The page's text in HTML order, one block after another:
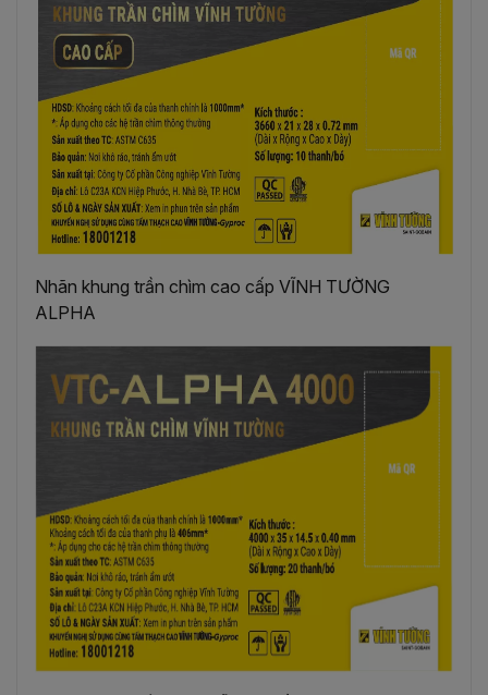
Nhãn khung trần chìm cao cấp VĨNH TƯỜNG
ALPHA